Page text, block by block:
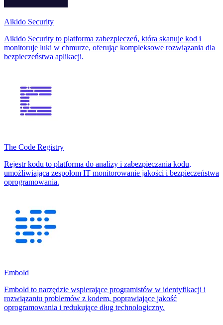
Aikido Security
Aikido Security to platforma zabezpieczeń, która skanuje kod i
monitoruje luki w chmurze, oferując kompleksowe rozwiązania dla
bezpieczeństwa aplikacji.
The Code Registry
Rejestr kodu to platforma do analizy i zabezpieczania kodu,
umożliwiająca zespołom IT monitorowanie jakości i bezpieczeństwa
oprogramowania.
Embold
Embold to narzędzie wspierające programistów w identyfikacji i
rozwiązaniu problemów z kodem, poprawiające jakość
oprogramowania i redukujące dług technologiczny.